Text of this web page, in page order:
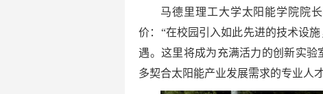
马德里理工大学太阳能学院院长
价：“在校园引入如此先进的技术设
遇。这里将成为充满活力的创新实
多契合太阳能产业发展需求的专业人